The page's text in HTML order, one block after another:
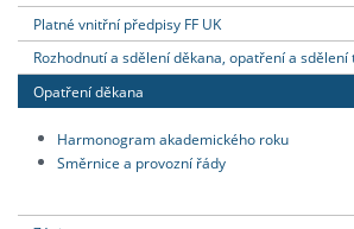
Platné vnitřní předpisy FF UK
Rozhodnutí a sdělení děkana, opatření a sdělení
Opatření děkana
Harmonogram akademického roku
Směrnice a provozní řády